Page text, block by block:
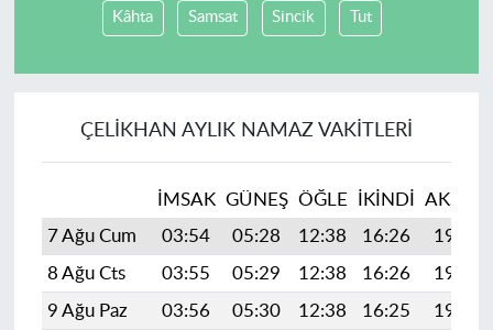
Kâhta Samsat Sincik Tut
ÇELIKHAN AYLIK NAMAZ VAKITLERI
İMSAK GÜNEŞ ÖĞLE İKINDI
AKŞAM
7 Ağu Cum
03:54 05:28 12:38 16:26
19:38
8 Ağu Cts
03:55 05:29 12:38 16:26
19:37
9 Ağu Paz
03:56 05:30 12:38 16:25
19:36